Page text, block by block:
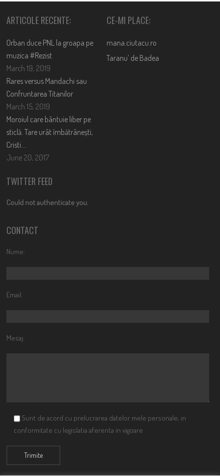
ARTICOLE RECENTE:
Orban duce PNL la groapa pe
muzica #Rezist
March 19, 2019
Rares versus Mandachi sau
Confruntarea Titanilor
March 15, 2019
Moroiul care bântuie liber pe
sticlă. Tare urât îmbătrânești,
Cristi….
June 20, 2017
CE-MI PLACE:
mana.ciutacu.ro
Taranu’ de Badea
TWITTER FEED
Could not authenticate you.
CONTACT
Nume:
Email:
Mesaj:
Sunt de acord cu prelucrarea datelor mele personale, in
conformitate cu legislatia aferenta in vigoare